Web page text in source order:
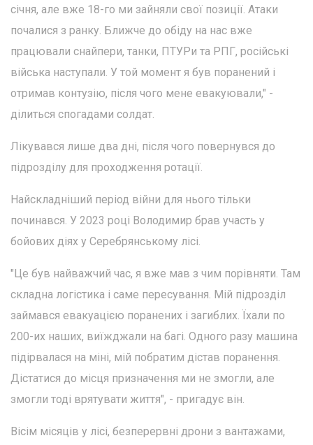
січня, але вже 18-го ми зайняли свої позиції. Атаки
почалися з ранку. Ближче до обіду на нас вже
працювали снайпери, танки, ПТУРи та РПГ, російські
війська наступали. У той момент я був поранений і
отримав контузію, після чого мене евакуювали," -
ділиться спогадами солдат.
Лікувався лише два дні, після чого повернувся до
підрозділу для проходження ротації.
Найскладніший період війни для нього тільки
починався. У 2023 році Володимир брав участь у
бойових діях у Серебрянському лісі.
"Це був найважчий час, я вже мав з чим порівняти. Там
складна логістика і саме пересування. Мій підрозділ
займався евакуацією поранених і загиблих. Їхали по
200-их наших, виїжджали на багі. Одного разу машина
підірвалася на міні, мій побратим дістав поранення.
Дістатися до місця призначення ми не змогли, але
змогли тоді врятувати життя", - пригадує він.
Вісім місяців у лісі, безперервні дрони з вантажами,